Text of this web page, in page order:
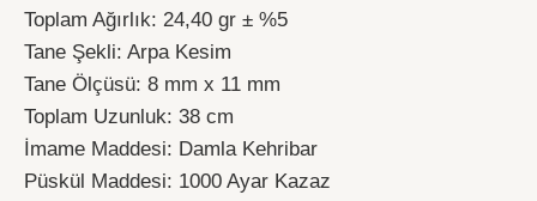
Toplam Ağırlık: 24,40 gr ± %5
Tane Şekli: Arpa Kesim
Tane Ölçüsü: 8 mm x 11 mm
Toplam Uzunluk: 38 cm
İmame Maddesi: Damla Kehribar
Püskül Maddesi: 1000 Ayar Kazaz